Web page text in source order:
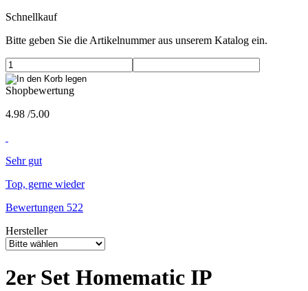
Schnellkauf
Bitte geben Sie die Artikelnummer aus unserem Katalog ein.
Shopbewertung
4.98 /5.00
Sehr gut
Top, gerne wieder
Bewertungen 522
Hersteller
2er Set Homematic IP